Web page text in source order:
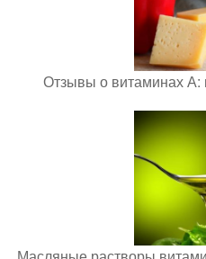
Отзывы о витаминах